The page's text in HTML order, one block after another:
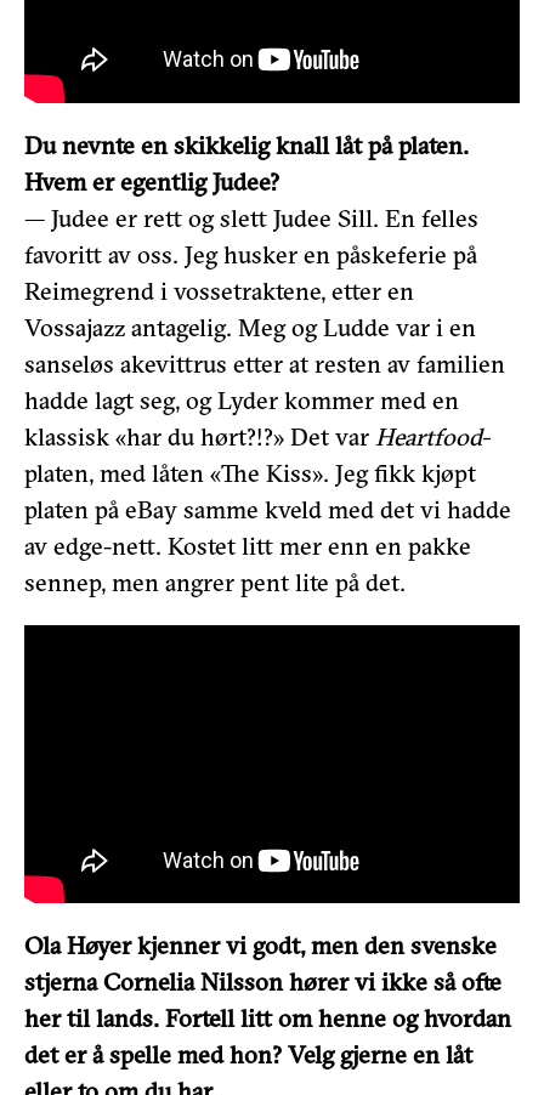
Du nevnte en skikkelig knall låt på platen.
Hvem er egentlig Judee?
— Judee er rett og slett Judee Sill. En felles
favoritt av oss. Jeg husker en påskeferie på
Reimegrend i vossetraktene, etter en
Vossajazz antagelig. Meg og Ludde var i en
sanseløs akevittrus etter at resten av familien
hadde lagt seg, og Lyder kommer med en
klassisk «har du hørt?!?» Det var Heartfood-
platen, med låten «The Kiss». Jeg fikk kjøpt
platen på eBay samme kveld med det vi hadde
av edge-nett. Kostet litt mer enn en pakke
sennep, men angrer pent lite på det.
Ola Høyer kjenner vi godt, men den svenske
stjerna Cornelia Nilsson hører vi ikke så ofte
her til lands. Fortell litt om henne og hvordan
det er å spelle med hon? Velg gjerne en låt